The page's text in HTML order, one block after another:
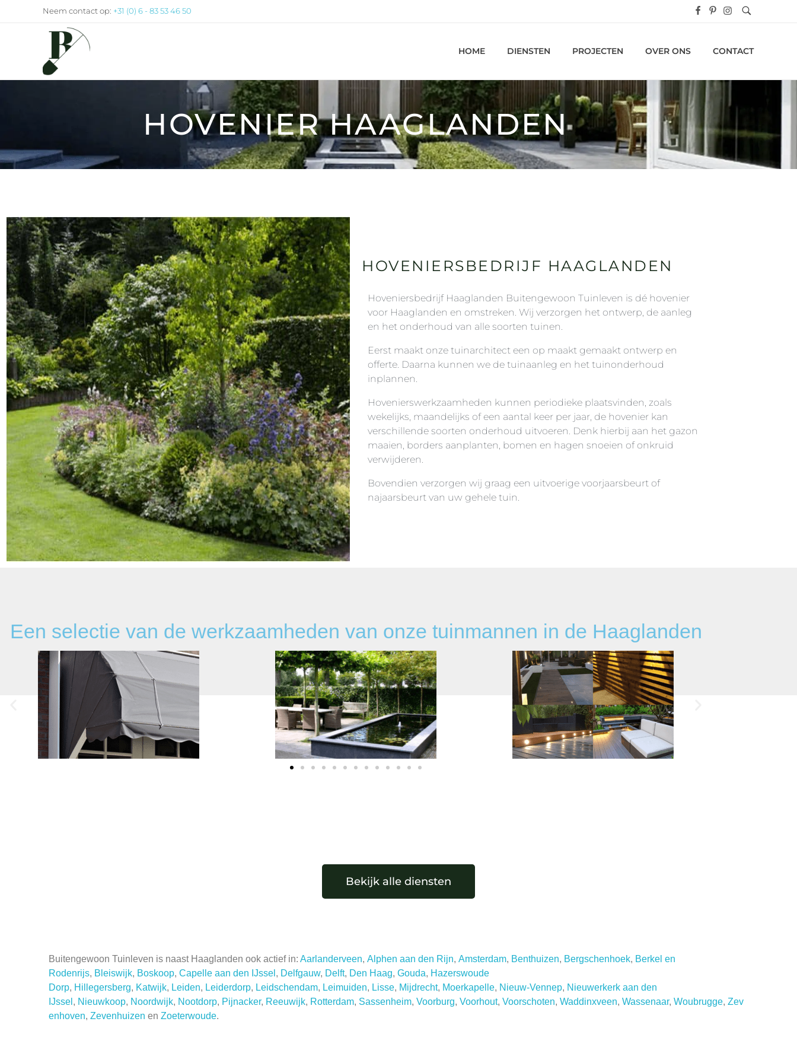
Neem contact op: +31 (0) 6 - 83 53 46 50
HOME DIENSTEN PROJECTEN OVER ONS CONTACT
HOVENIER HAAGLANDEN
HOVENIERSBEDRIJF HAAGLANDEN
Hoveniersbedrijf Haaglanden Buitengewoon Tuinleven is dé hovenier
voor Haaglanden en omstreken. Wij verzorgen het ontwerp, de aanleg
en het onderhoud van alle soorten tuinen.
Eerst maakt onze tuinarchitect een op maakt gemaakt ontwerp en
offerte. Daarna kunnen we de tuinaanleg en het tuinonderhoud
inplannen.
Hovenierswerkzaamheden kunnen periodieke plaatsvinden, zoals
wekelijks, maandelijks of een aantal keer per jaar, de hovenier kan
verschillende soorten onderhoud uitvoeren. Denk hierbij aan het gazon
maaien, borders aanplanten, bomen en hagen snoeien of onkruid
verwijderen.
Bovendien verzorgen wij graag een uitvoerige voorjaarsbeurt of
najaarsbeurt van uw gehele tuin.
Een selectie van de werkzaamheden van onze tuinmannen in de Haaglanden
Bekijk alle diensten
Buitengewoon Tuinleven is naast Haaglanden ook actief in: Aarlanderveen, Alphen aan den Rijn, Amsterdam, Benthuizen, Bergschenhoek, Berkel en
Rodenrijs, Bleiswijk, Boskoop, Capelle aan den IJssel , Delfgauw, Delft, Den Haag, Gouda, Hazerswoude
Dorp, Hillegersberg, Katwijk, Leiden, Leiderdorp, Leidschendam, Leimuiden, Lisse, Mijdrecht, Moerkapelle, Nieuw-Vennep, Nieuwerkerk aan den
IJssel , Nieuwkoop, Noordwijk, Nootdorp, Pijnacker, Reeuwijk, Rotterdam, Sassenheim, Voorburg, Voorhout, Voorschoten, Waddinxveen, Wassenaar, Woubrugge, Zev
enhoven, Zevenhuizen en Zoeterwoude.